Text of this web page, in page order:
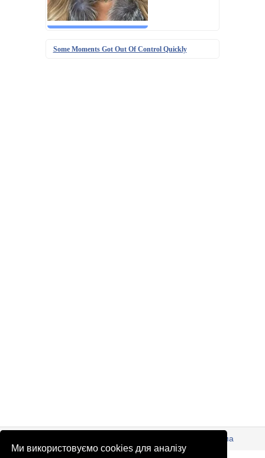
Ми використовуємо cookies для аналізу
Some Moments Got Out Of Control Quickly
Реклама